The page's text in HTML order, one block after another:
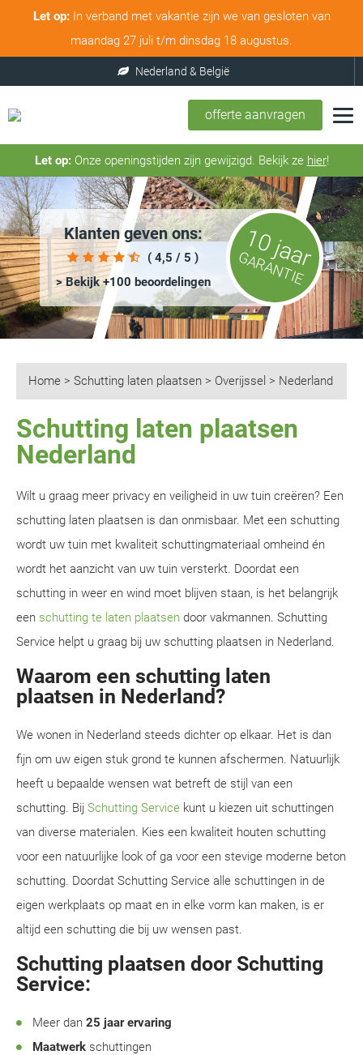
Let op:In verband met vakantie zijn we van gesloten van
maandag 27 juli t/m dinsdag 18 augustus.
offerte aanvragen
Let op:Onze openingstijden zijn gewijzigd. Bekijk ze hier!
Klanten geven ons:
( 4,5 / 5 )
> Bekijk +100 beoordelingen
10 jaar
GARANTIE
Home > Schutting laten plaatsen > Overijssel > Nederland
Schutting laten plaatsen
Nederland
Wilt u graag meer privacy en veiligheid in uw tuin creëren? Een
schutting laten plaatsen is dan onmisbaar. Met een schutting
wordt uw tuin met kwaliteit schuttingmateriaal omheind én
wordt het aanzicht van uw tuin versterkt. Doordat een
schutting in weer en wind moet blijven staan, is het belangrijk
een schutting te laten plaatsen door vakmannen. Schutting
Service helpt u graag bij uw schutting plaatsen in Nederland.
Waarom een schutting laten
plaatsen in Nederland?
We wonen in Nederland steeds dichter op elkaar. Het is dan
fijn om uw eigen stuk grond te kunnen afschermen. Natuurlijk
heeft u bepaalde wensen wat betreft de stijl van een
schutting. Bij Schutting Service kunt u kiezen uit schuttingen
van diverse materialen. Kies een kwaliteit houten schutting
voor een natuurlijke look of ga voor een stevige moderne beton
schutting. Doordat Schutting Service alle schuttingen in de
eigen werkplaats op maat en in elke vorm kan maken, is er
altijd een schutting die bij uw wensen past.
Schutting plaatsen door Schutting
Service:
Meer dan 25 jaar ervaring
Maatwerk schuttingen